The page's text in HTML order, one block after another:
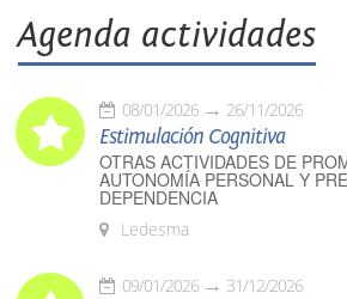
Agenda actividades
08/01/2026 26/11/2026
Estimulación Cognitiva
OTRAS ACTIVIDADES DE
AUTONOMÍA PERSONAL Y
DEPENDENCIA
Ledesma
09/01/2026 31/12/2026